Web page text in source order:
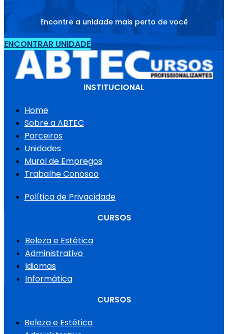
Encontre a unidade mais perto de você
ENCONTRAR UNIDADE
INSTITUCIONAL
Home
Sobre a ABTEC
Parceiros
Unidades
Mural de Empregos
Trabalhe Conosco
Política de Privacidade
CURSOS
Beleza e Estética
Administrativo
Idiomas
Informática
CURSOS
Beleza e Estética